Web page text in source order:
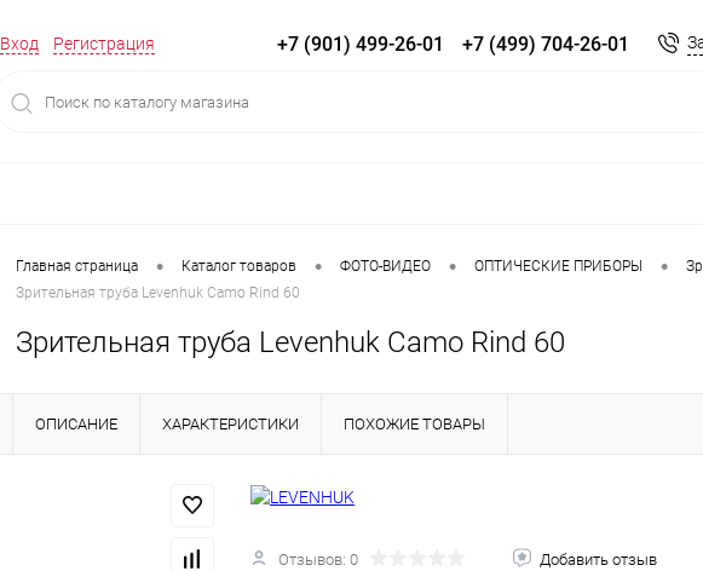
Вход Регистрация +7 (901) 499-26-01 +7 (499) 704-26-01
Главная страница • Каталог товаров • ФОТО-ВИДЕО • ОПТИЧЕСКИЕ ПРИБОРЫ •
Зрительная труба Levenhuk Camo Rind 60
Зрительная труба Levenhuk Camo Rind 60
ОПИСАНИЕ ХАРАКТЕРИСТИКИ ПОХОЖИЕ ТОВАРЫ
Отзывов: 0 Добавить отзыв